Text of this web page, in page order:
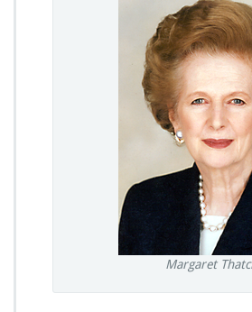
Margaret